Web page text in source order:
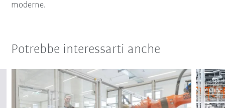
moderne.
Potrebbe interessarti anche